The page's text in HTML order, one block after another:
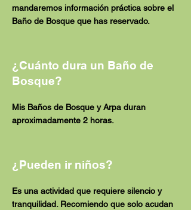
mandaremos información práctica sobre el
Baño de Bosque que has reservado.
¿Cuánto dura un Baño de
Bosque?
Mis Baños de Bosque y Arpa duran
aproximadamente 2 horas.
¿Pueden ir niños?
Es una actividad que requiere silencio y
tranquilidad. Recomiendo que solo acudan